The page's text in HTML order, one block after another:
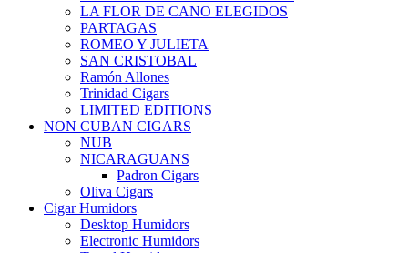
LA FLOR DE CANO ELEGIDOS
PARTAGAS
ROMEO Y JULIETA
SAN CRISTOBAL
Ramón Allones
Trinidad Cigars
LIMITED EDITIONS
NON CUBAN CIGARS
NUB
NICARAGUANS
Padron Cigars
Oliva Cigars
Cigar Humidors
Desktop Humidors
Electronic Humidors